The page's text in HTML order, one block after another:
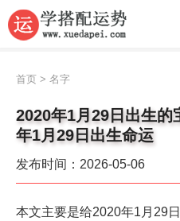
生肖运势
八字算命
面相
首页 > 名字
2020年1月29日出生的
年1月29日出生命运
发布时间：2026-05-06
本文主要是给2020年1月29